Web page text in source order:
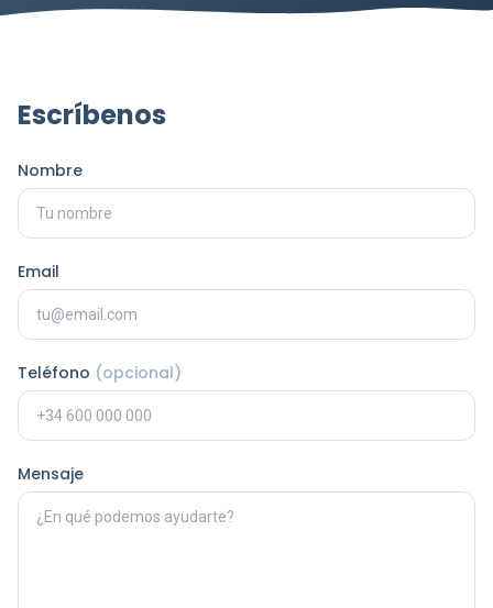
Escríbenos
Nombre
Email
Teléfono (opcional)
Mensaje